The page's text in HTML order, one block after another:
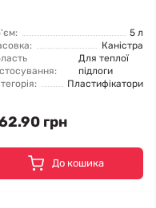
5 л
Каністра
Для теплої
підлоги
Пластифікатори
грн
До кошика